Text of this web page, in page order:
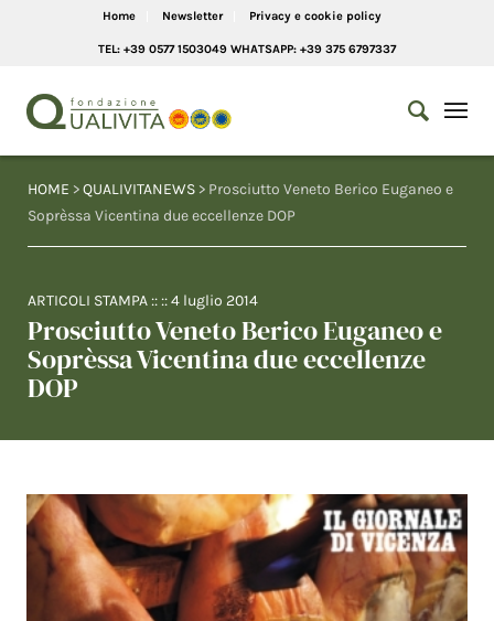
Home Newsletter Privacy e cookie policy
TEL: +39 0577 1503049 WHATSAPP: +39 375 6797337
HOME >QUALIVITANEWS > Prosciutto Veneto Berico Euganeo e
Soprèssa Vicentina due eccellenze DOP
ARTICOLI STAMPA :: ::4 luglio 2014
Prosciutto Veneto Berico Euganeo e
Soprèssa Vicentina due eccellenze
DOP